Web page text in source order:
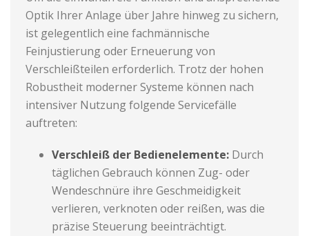
Optik Ihrer Anlage über Jahre hinweg zu sichern,
ist gelegentlich eine fachmännische
Feinjustierung oder Erneuerung von
Verschleißteilen erforderlich. Trotz der hohen
Robustheit moderner Systeme können nach
intensiver Nutzung folgende Servicefälle
auftreten:
Verschleiß der Bedienelemente:Durch
täglichen Gebrauch können Zug- oder
Wendeschnüre ihre Geschmeidigkeit
verlieren, verknoten oder reißen, was die
präzise Steuerung beeinträchtigt.